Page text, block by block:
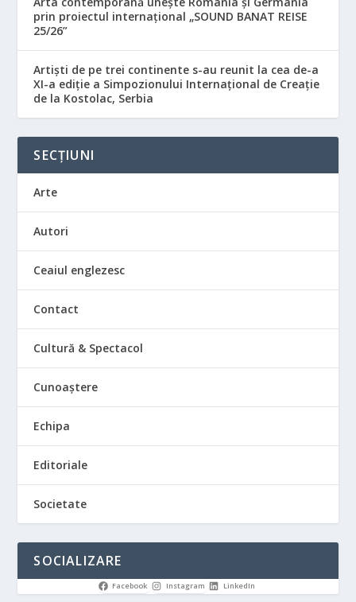
prin proiectul internațional „SOUND BANAT REISE
25/26”
Artiști de pe trei continente s-au reunit la cea de-a
XI-a ediție a Simpozionului Internațional de Creație
de la Kostolac, Serbia
SECȚIUNI
Arte
Autori
Ceaiul englezesc
Contact
Cultură & Spectacol
Cunoaștere
Echipa
Editoriale
Societate
SOCIALIZARE
Facebook Instagram LinkedIn